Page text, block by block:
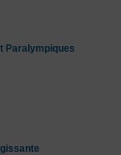
Paralympiques